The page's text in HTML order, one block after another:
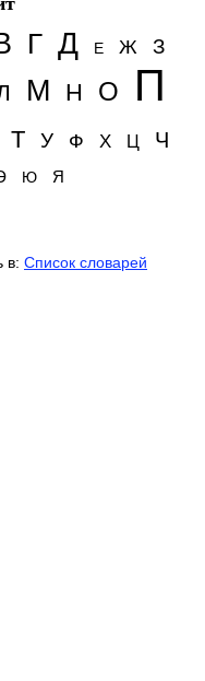
Г Д Е Ж З
М Н О П
Т У Ф Х Ц Ч
Ю Я
в: Список словарей